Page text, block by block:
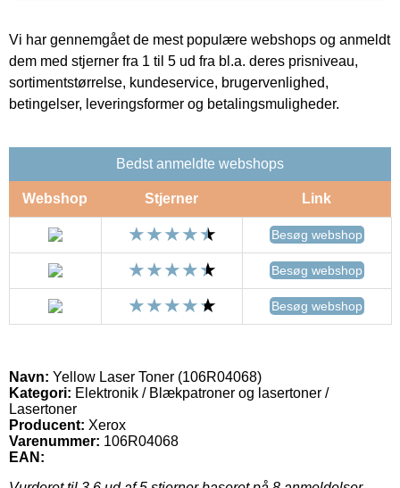
Vi har gennemgået de mest populære webshops og anmeldt
dem med stjerner fra 1 til 5 ud fra bl.a. deres prisniveau,
sortimentstørrelse, kundeservice, brugervenlighed,
betingelser, leveringsformer og betalingsmuligheder.
Bedst anmeldte webshops
Webshop Stjerner Link
Besøg webshop
Besøg webshop
Besøg webshop
Navn: Yellow Laser Toner (106R04068)
Kategori: Elektronik / Blækpatroner og lasertoner /
Lasertoner
Producent: Xerox
Varenummer: 106R04068
EAN: